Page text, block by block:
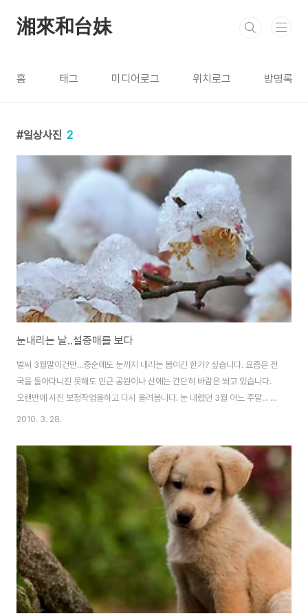
湘來和台妹
홈 태그 미디어로그 위치로그 방명록
일상사진 2
눈내리는 날..설중매를 보다
벌써 3월말이건만...중순에도 눈까지 내리는 봄이긴 한가? 싶습니다. 요즘은 전
국을 돌아다니진 못해도 인근 공원이나 산에는 간단히 바람은 쐬고 있습니다.
오랜만에 사진 보정작업을하고 다시 올려봅니다. 눈 내렸던 3월 어느 주말... 눈
맞은 매화를 볼 수 있었습니다. 이름하여 설..중..매 설중매라고 하니 술이 생각
2010. 3. 28.